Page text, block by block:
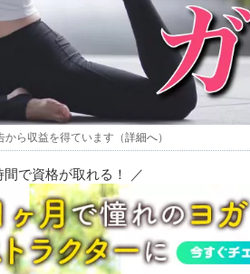
から収益を得ています（詳細へ）
間で資格が取れる！ ／